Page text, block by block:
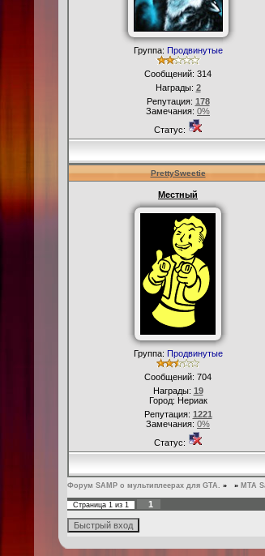
Группа: Продвинутые
Сообщений: 314
Награды: 2
Репутация: 178
Замечания: 0%
Статус:
PrettySweetie
Местный
Группа: Продвинутые
Сообщений: 704
Награды: 19
Город: Нериак
Репутация: 1221
Замечания: 0%
Статус:
Форум SAMP о мультиплеерах для GTA. » » MTA
Страница 1 из 1
1